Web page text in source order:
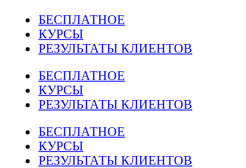
БЕСПЛАТНОЕ
КУРСЫ
РЕЗУЛЬТАТЫ КЛИЕНТОВ
БЕСПЛАТНОЕ
КУРСЫ
РЕЗУЛЬТАТЫ КЛИЕНТОВ
БЕСПЛАТНОЕ
КУРСЫ
РЕЗУЛЬТАТЫ КЛИЕНТОВ